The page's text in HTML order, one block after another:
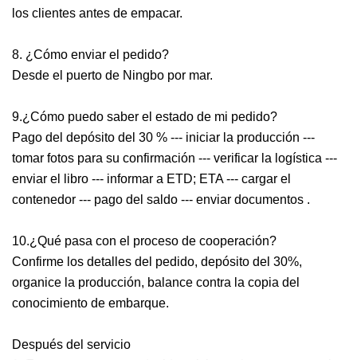
los clientes antes de empacar.
8. ¿Cómo enviar el pedido?
Desde el puerto de Ningbo por mar.
9.¿Cómo puedo saber el estado de mi pedido?
Pago del depósito del 30 % --- iniciar la producción ---
tomar fotos para su confirmación --- verificar la logística ---
enviar el libro --- informar a ETD; ETA --- cargar el
contenedor --- pago del saldo --- enviar documentos .
10.¿Qué pasa con el proceso de cooperación?
Confirme los detalles del pedido, depósito del 30%,
organice la producción, balance contra la copia del
conocimiento de embarque.
Después del servicio